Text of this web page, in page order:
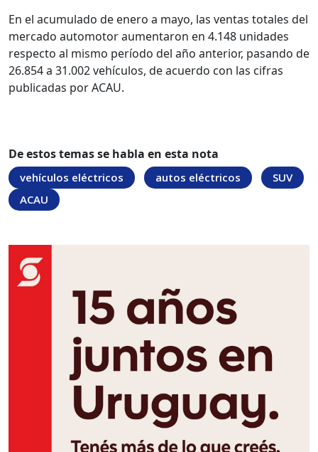
En el acumulado de enero a mayo, las ventas totales del
mercado automotor aumentaron en 4.148 unidades
respecto al mismo período del año anterior, pasando de
26.854 a 31.002 vehículos, de acuerdo con las cifras
publicadas por ACAU.
De estos temas se habla en esta nota
vehículos eléctricos autos eléctricos
SUV
ACAU